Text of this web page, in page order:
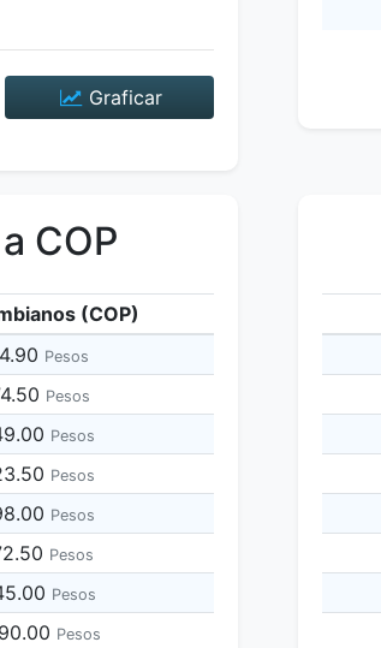
Graficar
COP
(COP)
Pesos
Pesos
Pesos
Pesos
Pesos
Pesos
Pesos
Pesos